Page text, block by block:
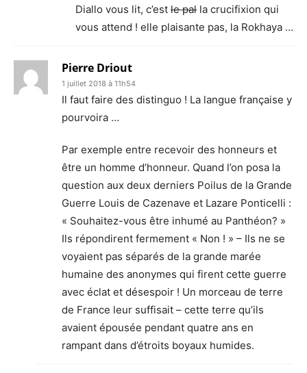
Diallo vous lit, c’est le pal la crucifixion qui
vous attend ! elle plaisante pas, la Rokhaya …
Pierre Driout
1 juillet 2018 à 11h54
Il faut faire des distinguo ! La langue française y
pourvoira …
Par exemple entre recevoir des honneurs et
être un homme d’honneur. Quand l’on posa la
question aux deux derniers Poilus de la Grande
Guerre Louis de Cazenave et Lazare Ponticelli :
« Souhaitez-vous être inhumé au Panthéon? »
Ils répondirent fermement « Non ! » – Ils ne se
voyaient pas séparés de la grande marée
humaine des anonymes qui firent cette guerre
avec éclat et désespoir ! Un morceau de terre
de France leur suffisait – cette terre qu’ils
avaient épousée pendant quatre ans en
rampant dans d’étroits boyaux humides.